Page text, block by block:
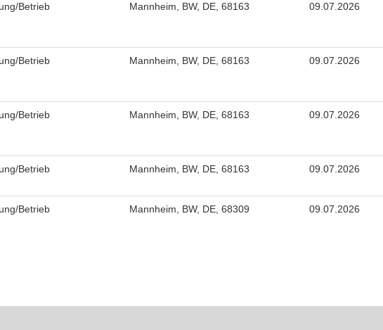
Betrieb Mannheim, BW, DE, 68163 09.07.2026
Betrieb Mannheim, BW, DE, 68163 09.07.2026
Betrieb Mannheim, BW, DE, 68163 09.07.2026
Betrieb Mannheim, BW, DE, 68163 09.07.2026
Betrieb Mannheim, BW, DE, 68309 09.07.2026